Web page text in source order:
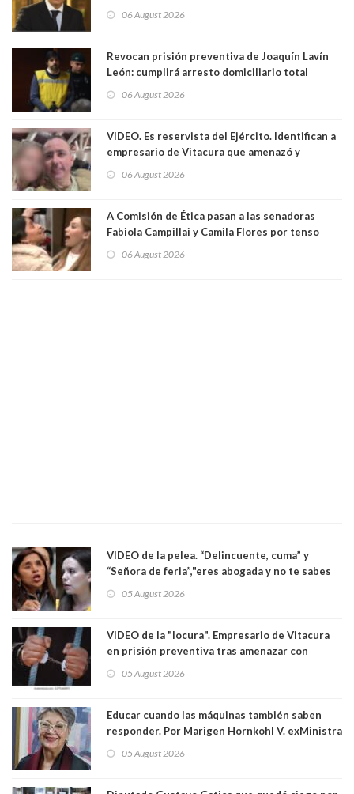
06 August 2026
Revocan prisión preventiva de Joaquín Lavín
León: cumplirá arresto domiciliario total
06 August 2026
VIDEO. Es reservista del Ejército. Identifican a
empresario de Vitacura que amenazó y
al "ring raja". Se trata de Andrés Arrieta y la
06 August 2026
A Comisión de Ética pasan a las senadoras
Fabiola Campillai y Camila Flores por tenso
06 August 2026
VIDEO de la pelea. “Delincuente, cuma” y
“Señora de feria”,"eres abogada y no te sabes
senadoras Camila Flores y Fabiola Campillai en
05 August 2026
VIDEO de la "locura". Empresario de Vitacura
en prisión preventiva tras amenazar con
Los persiguió en potente camioneta
05 August 2026
Educar cuando las máquinas también saben
responder. Por Marigen Hornkohl V. exMinistra
05 August 2026